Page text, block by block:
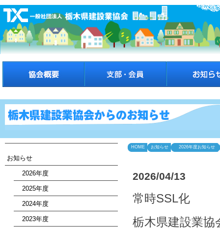
お知らせ
2026年度
2025年度
2024年度
2023年度
HOME お知らせ 2026年度お知らせ
2026/04/13
常時SSL化
栃木県建設業